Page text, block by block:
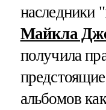
наследники
Майкла
получила
альбомов